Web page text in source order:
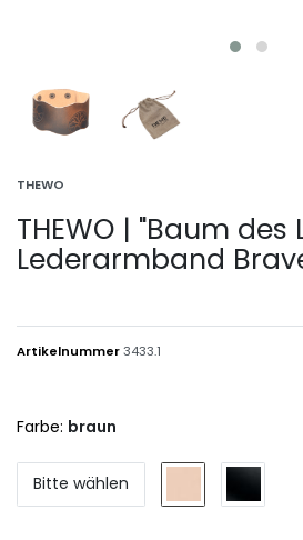
THEWO
THEWO | "Baum des
Lederarmband
Artikelnummer3433.1
Farbe: braun
Bitte wählen